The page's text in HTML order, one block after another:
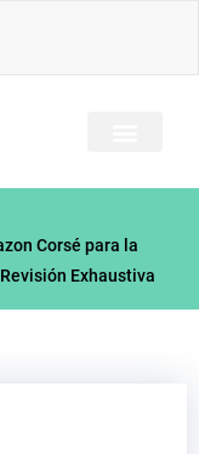
Corsé para la
Exhaustiva